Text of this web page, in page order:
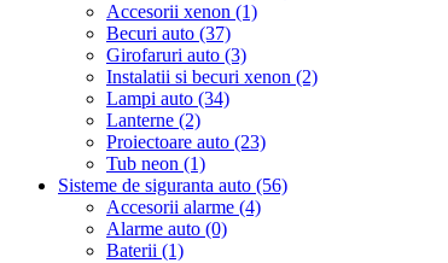
Accesorii xenon (1)
Becuri auto (37)
Girofaruri auto (3)
Instalatii si becuri xenon (2)
Lampi auto (34)
Lanterne (2)
Proiectoare auto (23)
Tub neon (1)
Sisteme de siguranta auto (56)
Accesorii alarme (4)
Alarme auto (0)
Baterii (1)